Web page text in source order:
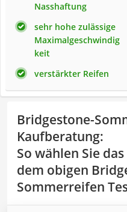
Nasshaftung
sehr hohe zulässige
Maximalgeschwindig
keit
verstärkter Reifen
Bridgestone-
Kaufberatung:
So wählen Sie
dem obigen
Sommerreifen